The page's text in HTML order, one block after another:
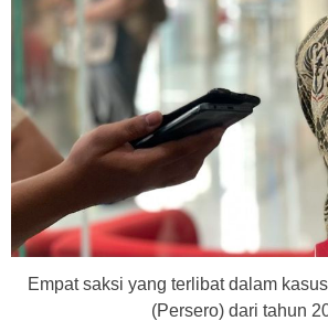
Empat saksi yang terlibat dalam
(Persero) dari tahun